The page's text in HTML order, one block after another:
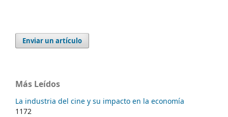
Enviar un artículo
Más Leídos
La industria del cine y su impacto en la economía
1172